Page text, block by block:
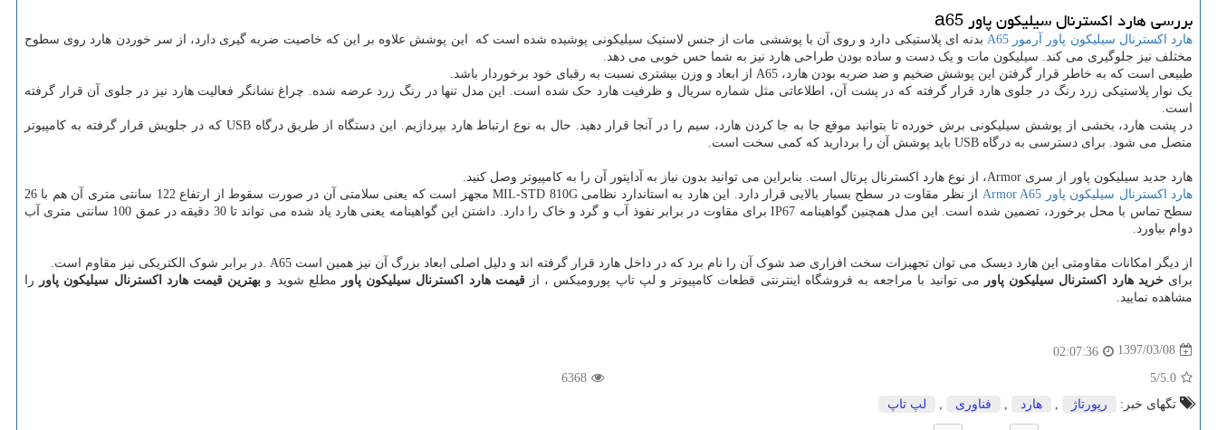
بررسی هارد اکسترنال سیلیکون پاورa65
هارد اکسترنال سیلیکون پاور آرمور A65بدنه ای پلاستیکی دارد و روی آن با پوششی مات از جنس لاستیک سیلیکونی پوشیده شده است که این پوشش علاوه بر این که خاصیت ضربه گیری دارد، از سر خوردن هارد روی سطوح
مختلف نیز جلوگیری می کند. سیلیکون مات و یک دست و ساده بودن طراحی هارد نیز به شما حس خوبی می دهد.
طبیعی است که به خاطر قرار گرفتن این پوشش ضخیم و ضد ضربه بودن هارد، A65 از ابعاد و وزن بیشتری نسبت به رقبای خود برخوردار باشد.
یک نوار پلاستیکی زرد رنگ در جلوی هارد قرار گرفته که در پشت آن، اطلاعاتی مثل شماره سریال و ظرفیت هارد حک شده است. این مدل تنها در رنگ زرد عرضه شده. چراغ نشانگر فعالیت هارد نیز در جلوی آن قرار گرفته
است.
در پشت هارد، بخشی از پوشش سیلیکونی برش خورده تا بتوانید موقع جا به جا کردن هارد، سیم را در آنجا قرار دهید. حال به نوع ارتباط هارد بپردازیم. این دستگاه از طریق درگاهUSB که در جلویش قرار گرفته به کامپیوتر
متصل می شود. برای دسترسی به درگاه USB باید پوشش آن را بردارید که کمی سخت است.
هارد جدید سیلیکون پاور از سری Armor، از نوع هارد اکسترنال پرتال است. بنابراین می توانید بدون نیاز به آداپتور آن را به کامپیوتر وصل کنید.
هارد اکسترنال سیلیکون پاور Armor A65 از نظر مقاوت در سطح بسیار بالایی قرار دارد. این هارد به استاندارد نظامی MIL-STD 810G
مجهز است که یعنی سلامتی آن در صورت سقوط از ارتفاع 122 سانتی متری آن هم با 26
سطح تماس با محل برخورد، تضمین شده است. این مدل همچنین گواهینامه IP67
برای مقاوت در برابر نفوذ آب و گرد و خاک را دارد. داشتن این گواهینامه یعنی هارد یاد شده می تواند تا 30 دقیقه در عمق 100 سانتی متری آب
دوام بیاورد.
از دیگر امکانات مقاومتی این هارد دیسک می توان تجهیزات سخت افزاری ضد شوک آن را نام برد که در داخل هارد قرار گرفته اند و دلیل اصلی ابعاد بزرگ آن نیز همین است . A65در برابر شوک الکتریکی نیز مقاوم است.
برایخرید هارد اکسترنال سیلیکون پاور می توانید با مراجعه به فروشگاه اینترنتی قطعات کامپیوتر و لپ تاپ پورومیکس ، ازقیمت هارد اکسترنال سیلیکون پاور مطلع شوید و بهترین قیمت هارد اکسترنال سیلیکون پاور
را
مشاهده نمایید.
1397/03/08
02:07:36
5.0
/5
6368
تگهای خبر:
رپورتاژ هارد فناوری لپ تاپ